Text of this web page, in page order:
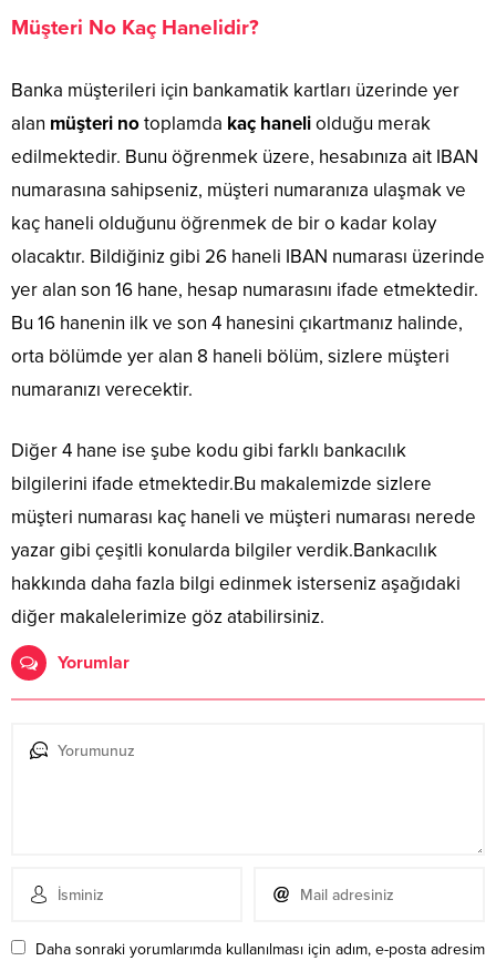
Müşteri No Kaç Hanelidir?
Banka müşterileri için bankamatik kartları üzerinde yer
alan müşteri notoplamda kaç haneliolduğu merak
edilmektedir. Bunu öğrenmek üzere, hesabınıza ait IBAN
numarasına sahipseniz, müşteri numaranıza ulaşmak ve
kaç haneli olduğunu öğrenmek de bir o kadar kolay
olacaktır. Bildiğiniz gibi 26 haneli IBAN numarası üzerinde
yer alan son 16 hane, hesap numarasını ifade etmektedir.
Bu 16 hanenin ilk ve son 4 hanesini çıkartmanız halinde,
orta bölümde yer alan 8 haneli bölüm, sizlere müşteri
numaranızı verecektir.
Diğer 4 hane ise şube kodu gibi farklı bankacılık
bilgilerini ifade etmektedir.Bu makalemizde sizlere
müşteri numarası kaç haneli ve müşteri numarası nerede
yazar gibi çeşitli konularda bilgiler verdik.Bankacılık
hakkında daha fazla bilgi edinmek isterseniz aşağıdaki
diğer makalelerimize göz atabilirsiniz.
Yorumlar
Daha sonraki yorumlarımda kullanılması için adım, e-posta adresim